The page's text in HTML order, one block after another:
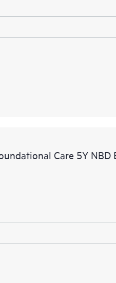
Care 5Y NBD